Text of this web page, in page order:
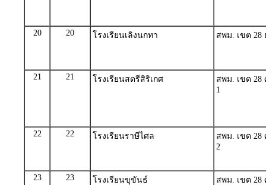
20 20 โรงเรียนเลิงนกทา สพม. เขต 28
21 21 โรงเรียนสตรีสิริเกศ
สพม. เขต 28
1
22 22 โรงเรียนราษีไศล
สพม. เขต 28
2
23 23 โรงเรียนขุขันธ์
สพม. เขต 28